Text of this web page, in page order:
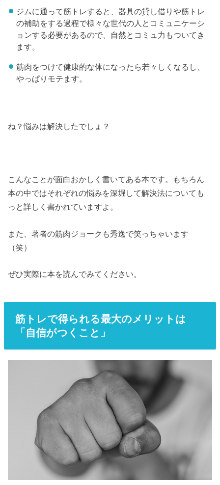
ジムに通って筋トレすると、器具の貸し借りや筋トレ
の補助をする過程で様々な世代の人とコミュニケーシ
ョンする必要があるので、自然とコミュ力もついてき
ます。
筋肉をつけて健康的な体になったら若々しくなるし、
やっぱりモテます。
ね？悩みは解決したでしょ？
こんなことが面白おかしく書いてある本です。もちろん
本の中ではそれぞれの悩みを深堀して解決法についても
っと詳しく書かれていますよ。
また、著者の筋肉ジョークも秀逸で笑っちゃいます
（笑）
ぜひ実際に本を読んでみてください。
筋トレで得られる最大のメリットは
「自信がつくこと」